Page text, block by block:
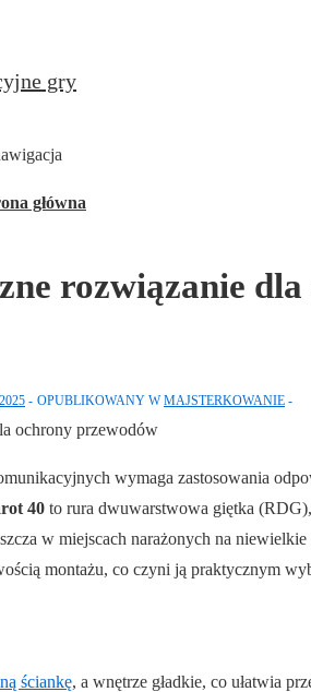
gry
główna
rozwiązanie
OPUBLIKOWANY WMAJSTERKOWANIE
wymaga zastosowania
40 to rura dwuwarstwowa giętka
w miejscach narażonych na niewielkie
montażu, co czyni ją praktycznym
ściankę, a wnętrze gładkie, co ułatwia